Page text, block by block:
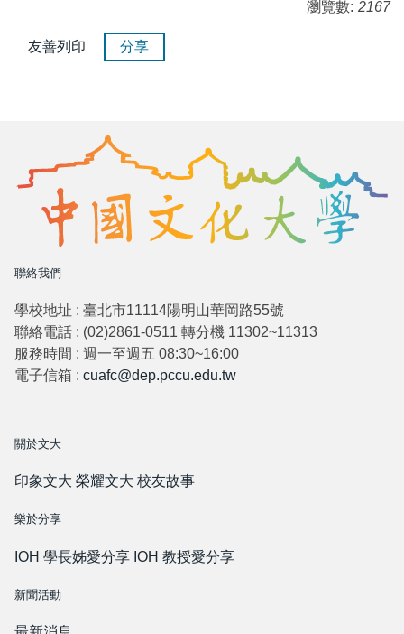
瀏覽數: 2167
友善列印 分享
聯絡我們
學校地址 : 臺北市11114陽明山華岡路55號
聯絡電話 : (02)2861-0511 轉分機 11302~11313
服務時間 : 週一至週五 08:30~16:00
電子信箱 : cuafc@dep.pccu.edu.tw
關於文大
印象文大 榮耀文大 校友故事
樂於分享
IOH 學長姊愛分享 IOH 教授愛分享
新聞活動